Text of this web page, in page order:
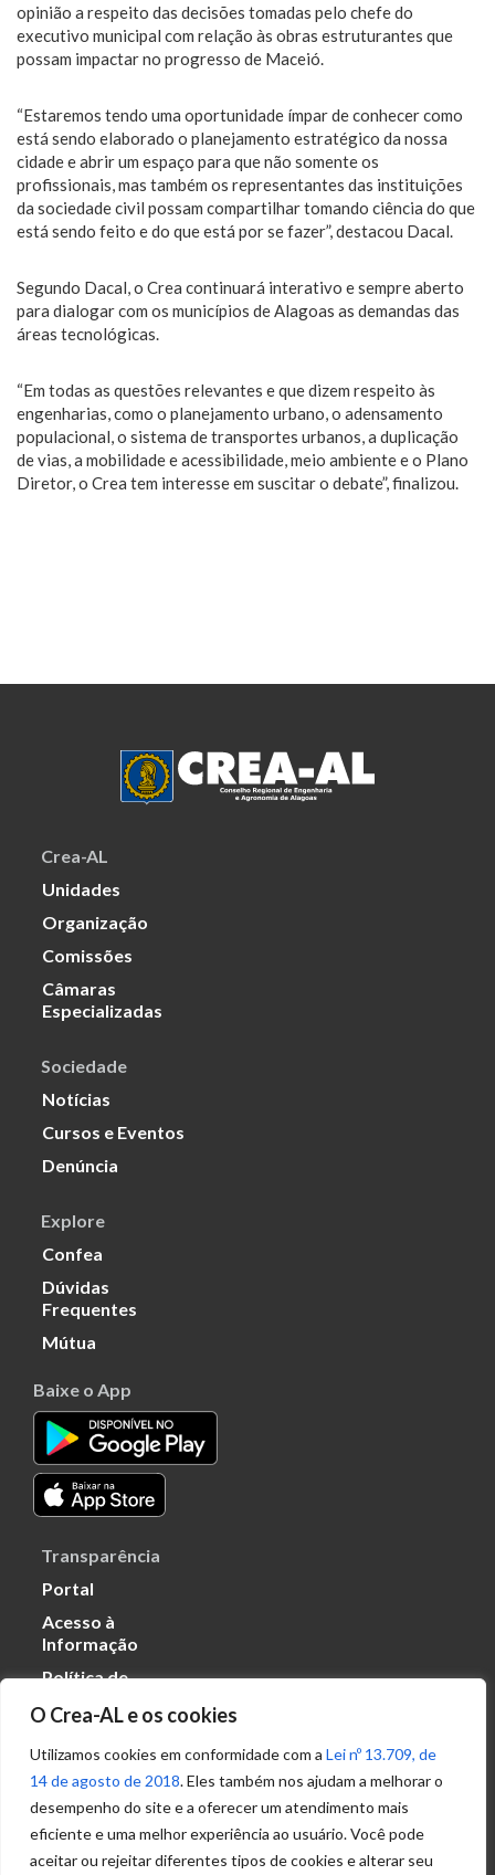
O Crea-AL e os cookies
Utilizamos cookies em conformidade com a Lei nº 13.709, de
14 de agosto de 2018. Eles também nos ajudam a melhorar o
desempenho do site e a oferecer um atendimento mais
eficiente e uma melhor experiência ao usuário. Você pode
aceitar ou rejeitar diferentes tipos de cookies e alterar seu
opinião a respeito das decisões tomadas pelo chefe do
executivo municipal com relação às obras estruturantes que
possam impactar no progresso de Maceió.
“Estaremos tendo uma oportunidade ímpar de conhecer como
está sendo elaborado o planejamento estratégico da nossa
cidade e abrir um espaço para que não somente os
profissionais, mas também os representantes das instituições
da sociedade civil possam compartilhar tomando ciência do que
está sendo feito e do que está por se fazer”, destacou Dacal.
Segundo Dacal, o Crea continuará interativo e sempre aberto
para dialogar com os municípios de Alagoas as demandas das
áreas tecnológicas.
“Em todas as questões relevantes e que dizem respeito às
engenharias, como o planejamento urbano, o adensamento
populacional, o sistema de transportes urbanos, a duplicação
de vias, a mobilidade e acessibilidade, meio ambiente e o Plano
Diretor, o Crea tem interesse em suscitar o debate”, finalizou.
Crea-AL
Unidades
Organização
Comissões
Câmaras
Especializadas
Sociedade
Notícias
Cursos e Eventos
Denúncia
Explore
Confea
Dúvidas
Frequentes
Mútua
Baixe o App
Transparência
Portal
Acesso à
Informação
Política de
Dados
Ouvidoria
(82) 2123 0864
ouvidoria@crea-al.org.br